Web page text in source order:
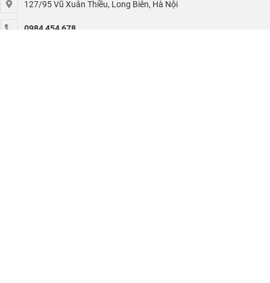
127/95 Vũ Xuân Thiều, Long Biên, Hà Nội
0984 454 678